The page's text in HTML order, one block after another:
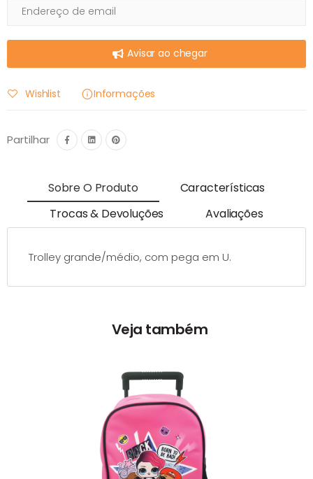
Avisar ao chegar
Wishlist Informações
Partilhar
Sobre O Produto
Características
Trocas & Devoluções
Avaliações
Trolley grande/médio, com pega em U.
Veja também